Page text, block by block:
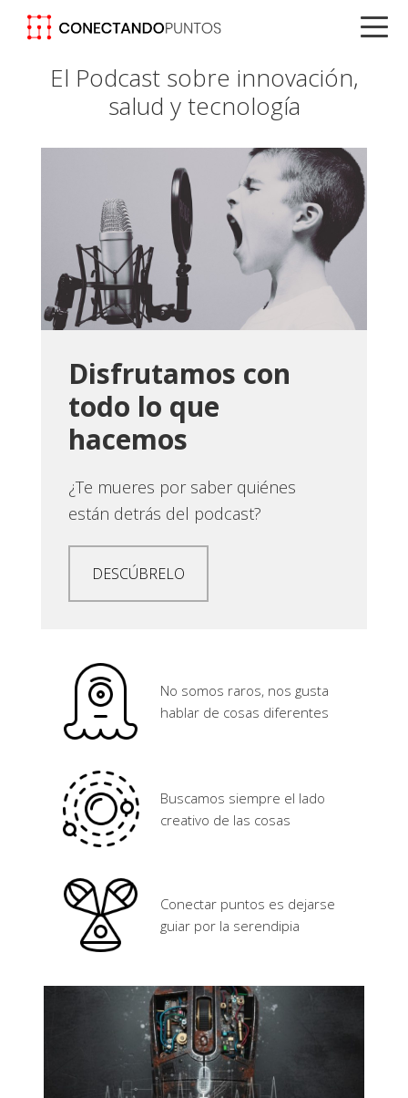
Saltar
navegación
Saltar
contenido
principal
Saltar
principal
El Podcast sobre innovación,
salud y tecnología
Disfrutamos con
todo lo que
hacemos
¿Te mueres por saber quiénes
están detrás del podcast?
DESCÚBRELO
No somos raros, nos gusta
hablar de cosas diferentes
Buscamos siempre el lado
creativo de las cosas
Conectar puntos es dejarse
guiar por la serendipia